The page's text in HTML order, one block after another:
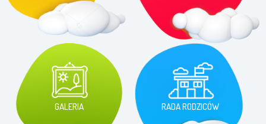
GALERIA RADA RODZICÓW